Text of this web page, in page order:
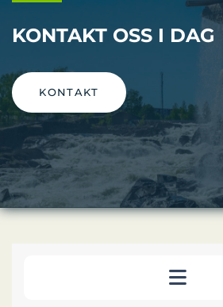
KONTAKT OSS I DAG
KONTAKT